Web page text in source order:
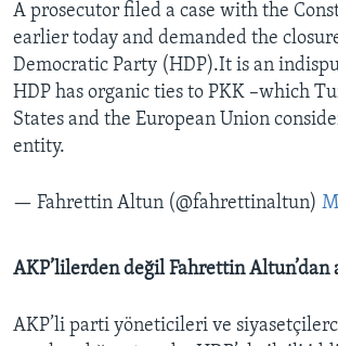
A prosecutor filed a case with the
earlier today and demanded the
Democratic Party (HDP).It is an
HDP has organic ties to PKK –which
States and the European Union
entity.
— Fahrettin Altun (@fahrettinaltun)
AKP’lilerden değil Fahrettin Altun’dan
AKP’li parti yöneticileri ve